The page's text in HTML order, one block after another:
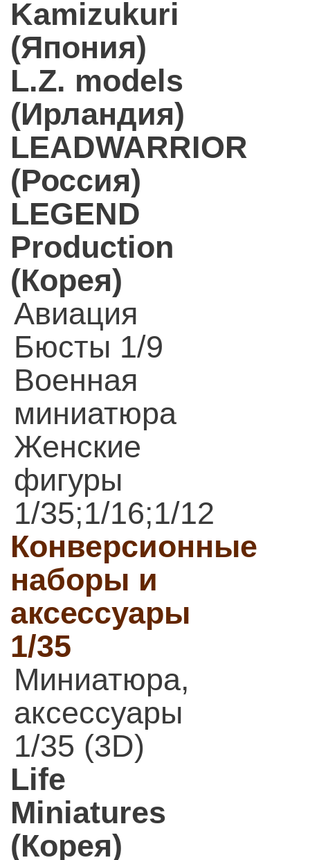
Kamizukuri
(Япония)
L.Z. models
(Ирландия)
LEADWARRIOR
(Россия)
LEGEND
Production
(Корея)
Авиация
Бюсты 1/9
Военная
миниатюра
Женские
фигуры
1/35;1/16;1/12
Конверсионные
наборы и
аксессуары
1/35
Миниатюра,
аксессуары
1/35 (3D)
Life
Miniatures
(Корея)